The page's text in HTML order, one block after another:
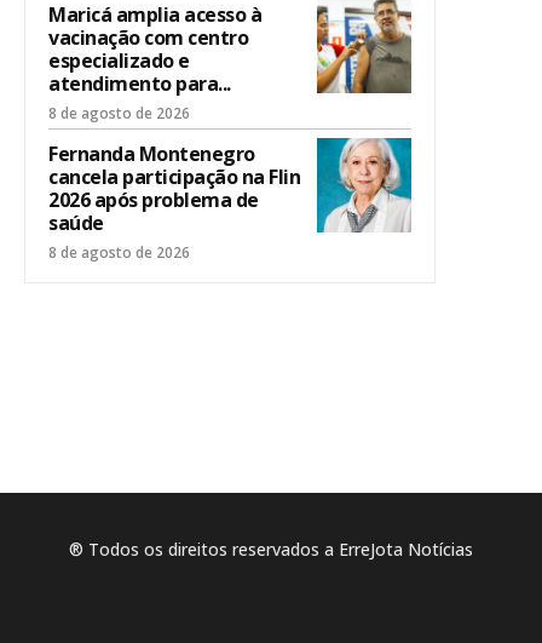
Maricá amplia acesso à
vacinação com centro
especializado e
atendimento para...
8 de agosto de 2026
Fernanda Montenegro
cancela participação na Flin
2026 após problema de
saúde
8 de agosto de 2026
® Todos os direitos reservados a ErreJota Notícias